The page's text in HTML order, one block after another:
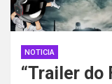
NOTICIA
“Trailer do